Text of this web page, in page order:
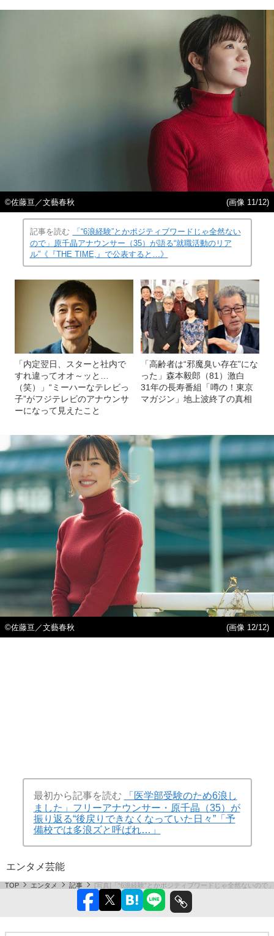
©佐藤亘／文藝春秋 (画像 11/12)
記事を読む
「“6浪経験”とかポジティブワードじゃ全然ない
ので」原千晶アナウンサー（35）が語る“就職活動のリア
ル”《『THE TIME,』で公表すると…》
「内定翌日、スターと社内で
すれ違ってオオ～ッと…
（笑）」“ミーハーなテレビっ
子”がフジテレビのアナウンサ
ーになって見えたこと
「高齢者は“邪魔臭い存在”にな
った」森本毅郎（81）激白
31年の長寿番組「噂の！東京
マガジン」地上波終了の真相
©佐藤亘／文藝春秋 (画像 12/12)
最初から記事を読む
「医学部受験のため6浪し
ました」フリーアナウンサー・原千晶（35）が
振り返る“後戻りできなくなっていた日々”「予
備校では多浪ズと呼ばれ…」
エンタメ芸能
TOP エンタメ 記事 [写真]「“6浪経験”とかポジティブワードじゃ全然ないの